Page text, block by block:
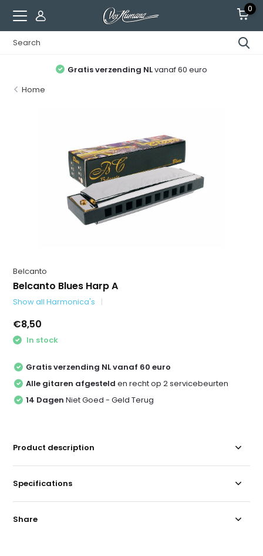
0
Gratis verzending NLvanaf 60 euro
Home
Belcanto
Belcanto Blues Harp A
Show all Harmonica's
€8,50
In stock
Gratis verzending NL vanaf 60 euro
Alle gitaren afgesteld en recht op 2 servicebeurten
14 Dagen Niet Goed - Geld Terug
Product description
Specifications
Share